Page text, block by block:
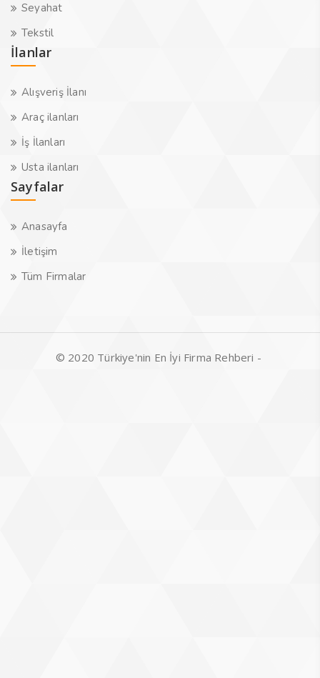
Seyahat
Tekstil
İlanlar
Alışveriş İlanı
Araç ilanları
İş İlanları
Usta ilanları
Sayfalar
Anasayfa
İletişim
Tüm Firmalar
© 2020 Türkiye'nin En İyi Firma Rehberi -